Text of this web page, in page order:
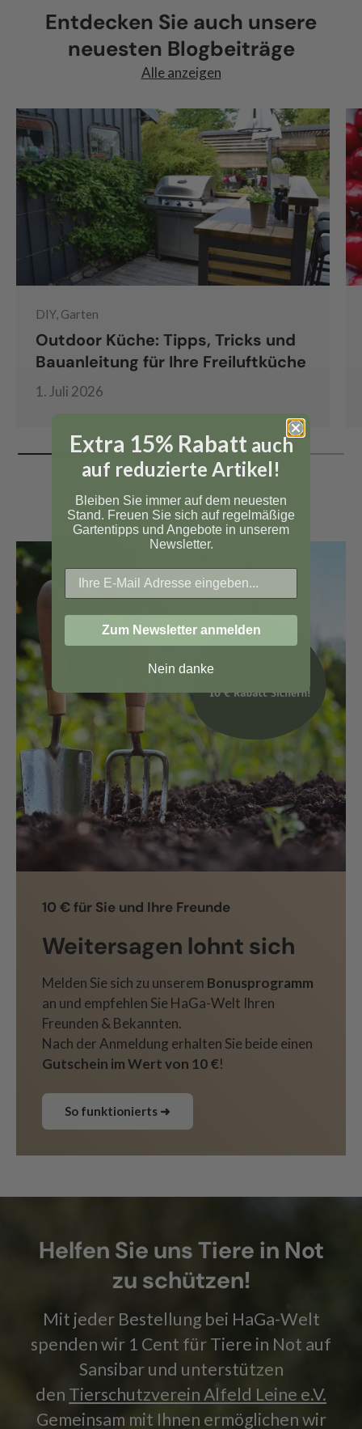
Entdecken Sie auch unsere
neuesten Blogbeiträge
Alle anzeigen
DIY, Garten
Outdoor Küche: Tipps, Tricks und
Bauanleitung für Ihre Freiluftküche
1. Juli 2026
10 € für Sie und Ihre Freunde
Weitersagen lohnt sich
Melden Sie sich zu unserem Bonusprogramm
an und empfehlen Sie HaGa-Welt Ihren
Freunden & Bekannten.
Nach der Anmeldung erhalten Sie beide einen
Gutschein im Wert von 10 €!
So funktionierts ➜
Helfen Sie uns Tiere in Not
zu schützen!
Mit jeder Bestellung bei HaGa-Welt
spenden wir 1 Cent für Tiere in Not auf
Sansibar und unterstützen
den Tierschutzverein Alfeld Leine e.V.
Gemeinsam mit Ihnen ermöglichen wir
Extra 15% Rabattauch
auf reduzierte Artikel!
Bleiben Sie immer auf dem neuesten
Stand. Freuen Sie sich auf regelmäßige
Gartentipps und Angebote in unserem
Newsletter.
Zum Newsletter anmelden
Nein danke